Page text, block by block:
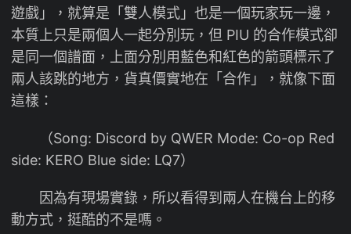
遊戲」，就算是「雙人模式」也是一個玩家玩一邊，
本質上只是兩個人一起分別玩，但 PIU 的合作模式卻
是同一個譜面，上面分別用藍色和紅色的箭頭標示了
兩人該跳的地方，貨真價實地在「合作」，就像下面
這樣：
（Song: Discord by QWER Mode: Co-op Red
side: KERO Blue side: LQ7）
因為有現場實錄，所以看得到兩人在機台上的移
動方式，挺酷的不是嗎。